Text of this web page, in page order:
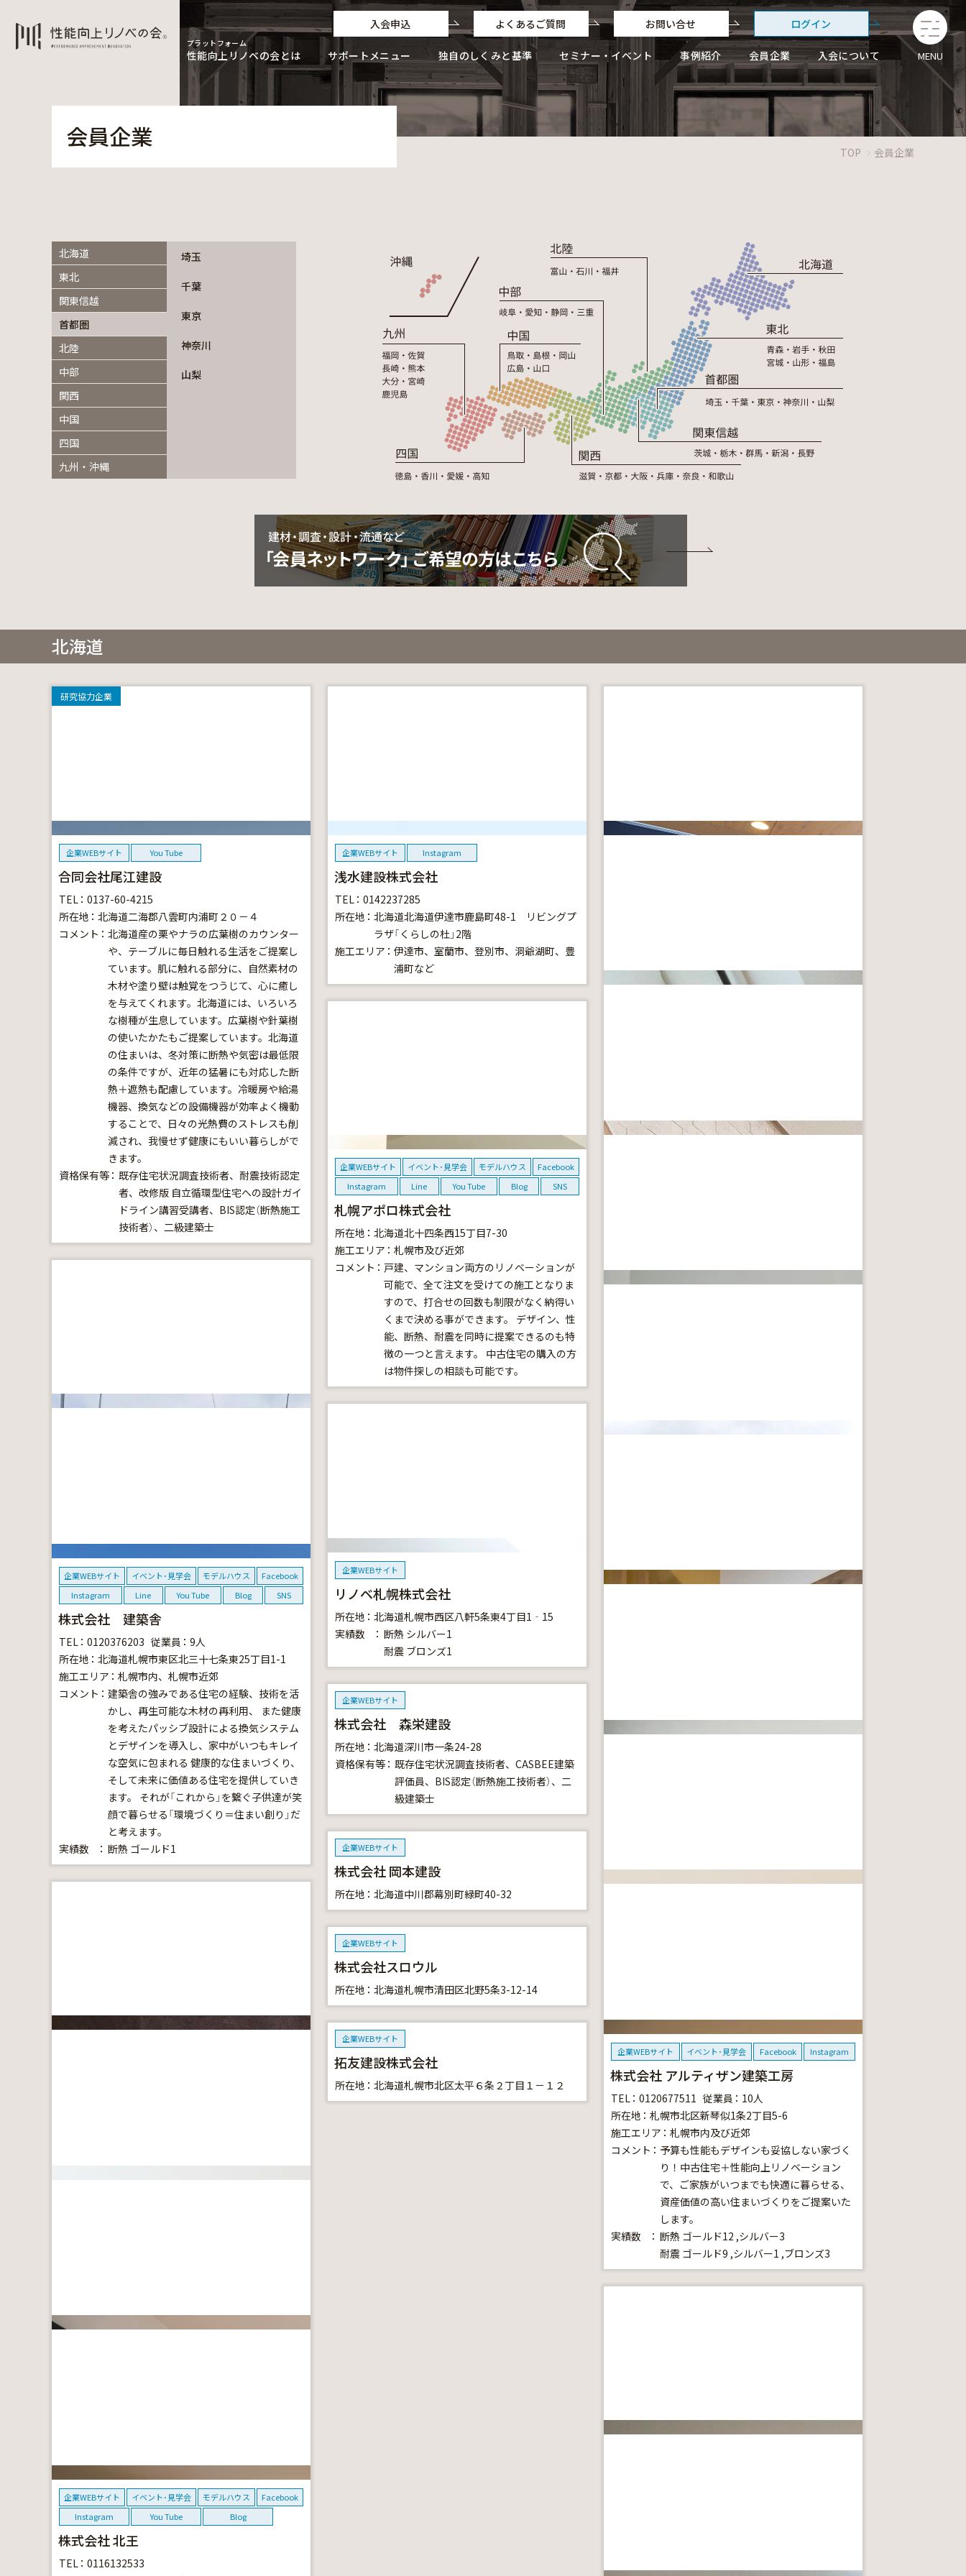
プラットフォーム
性能向上リノベの会とは サポートメニュー
独自のしくみと基準
独自のしくみと基準
独自のフローと業務ポイント
セミナー・イベント 事例紹介 会員企業 入会について
入会申込 よくあるご質問 お問い合せ ログイン
MENU
TOP 会員企業
会員企業
北海道
東北
関東信越
首都圏
埼玉
千葉
東京
神奈川
山梨
北陸
中部
関西
中国
四国
九州・沖縄
北海道
研究協力企業
企業WEBサイト You Tube
合同会社尾江建設
TEL
0137-60-4215
所在地
北海道二海郡八雲町内浦町２０－４
コメント
北海道産の栗やナラの広葉樹のカウンター
や、テーブルに毎日触れる生活をご提案し
ています。肌に触れる部分に、自然素材の
木材や塗り壁は触覚をつうじて、心に癒し
を与えてくれます。北海道には、いろいろ
な樹種が生息しています。広葉樹や針葉樹
の使いたかたもご提案しています。北海道
の住まいは、冬対策に断熱や気密は最低限
の条件ですが、近年の猛暑にも対応した断
熱＋遮熱も配慮しています。冷暖房や給湯
機器、換気などの設備機器が効率よく機動
することで、日々の光熱費のストレスも削
減され、我慢せず健康にもいい暮らしがで
きます。
資格保有等
既存住宅状況調査技術者、耐震技術認定
者、改修版 自立循環型住宅への設計ガイ
ドライン講習受講者、BIS認定（断熱施工
技術者）、二級建築士
企業WEBサイト Instagram
浅水建設株式会社
TEL
0142237285
所在地
北海道北海道伊達市鹿島町48-1 リビングプ
ラザ「くらしの杜」2階
施工エリア
伊達市、室蘭市、登別市、洞爺湖町、豊
浦町など
企業WEBサイト イベント･見学会 Facebook Instagram
株式会社 アルティザン建築工房
TEL 0120677511 従業員
10人
所在地
札幌市北区新琴似1条2丁目5-6
施工エリア
札幌市内及び近郊
コメント
予算も性能もデザインも妥協しない家づく
り！中古住宅＋性能向上リノベーション
で、ご家族がいつまでも快適に暮らせる、
資産価値の高い住まいづくりをご提案いた
します。
実績数
断熱 ゴールド12 シルバー3
耐震 ゴールド9 シルバー1 ブロンズ3
企業WEBサイト イベント･見学会 モデルハウス
Facebook
Instagram
Line You Tube Blog SNS
株式会社 建築舎
TEL 0120376203 従業員
9人
所在地
北海道札幌市東区北三十七条東25丁目1-1
施工エリア
札幌市内、札幌市近郊
コメント
建築舎の強みである住宅の経験、技術を活
かし、再生可能な木材の再利用、 また健康
を考えたパッシブ設計による換気システム
とデザインを導入し、家中がいつもキレイ
な空気に包まれる 健康的な住まいづくり、
そして未来に価値ある住宅を提供していき
ます。 それが「これから」を繋ぐ子供達が笑
顔で暮らせる「環境づくり＝住まい創り」だ
と考えます。
実績数
断熱 ゴールド1
企業WEBサイト イベント･見学会 モデルハウス
Facebook
Instagram
Line You Tube Blog SNS
札幌アポロ株式会社
所在地
北海道北十四条西15丁目7-30
施工エリア
札幌市及び近郊
コメント
戸建、マンション両方のリノベーションが
可能で、全て注文を受けての施工となりま
すので、打合せの回数も制限がなく納得い
くまで決める事ができます。 デザイン、性
能、断熱、耐震を同時に提案できるのも特
徴の一つと言えます。 中古住宅の購入の方
は物件探しの相談も可能です。
企業WEBサイト イベント･見学会 モデルハウス
Facebook
Instagram
You Tube Blog
株式会社 北王
TEL
0116132533
企業WEBサイト
リノベ札幌株式会社
所在地
北海道札幌市西区八軒5条東4丁目1‐15
実績数
断熱 シルバー1
耐震 ブロンズ1
企業WEBサイト
株式会社 森栄建設
所在地
北海道深川市一条24-28
資格保有等
既存住宅状況調査技術者、CASBEE建築
評価員、BIS認定（断熱施工技術者）、二
級建築士
企業WEBサイト
株式会社 岡本建設
所在地 北海道中川郡幕別町緑町40-32
企業WEBサイト
株式会社スロウル
所在地 北海道札幌市清田区北野5条3-12-14
企業WEBサイト
拓友建設株式会社
所在地 北海道札幌市北区太平６条２丁目１－１２